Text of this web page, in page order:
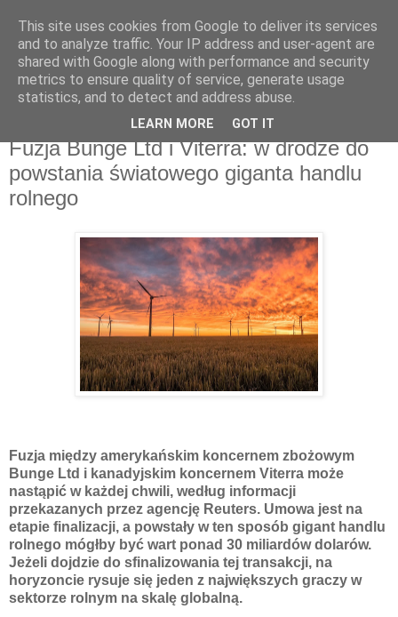
niedziela, 25 czerwca 2023
Fuzja Bunge Ltd i Viterra: w drodze do
powstania światowego giganta handlu
rolnego
Fuzja między amerykańskim koncernem zbożowym
Bunge Ltd i kanadyjskim koncernem Viterra może
nastąpić w każdej chwili, według informacji
przekazanych przez agencję Reuters. Umowa jest na
etapie finalizacji, a powstały w ten sposób gigant handlu
rolnego mógłby być wart ponad 30 miliardów dolarów.
Jeżeli dojdzie do sfinalizowania tej transakcji, na
horyzoncie rysuje się jeden z największych graczy w
sektorze rolnym na skalę globalną.
This site uses cookies from Google to deliver its services
and to analyze traffic. Your IP address and user-agent are
shared with Google along with performance and security
metrics to ensure quality of service, generate usage
statistics, and to detect and address abuse.
LEARN MORE GOT IT